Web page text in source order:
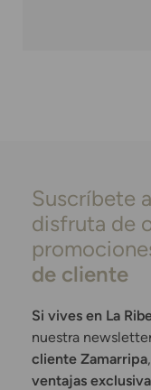
Suscríbete
disfruta de
de cliente
Si vives en La
nuestra
cliente Zamarripa
ventajas